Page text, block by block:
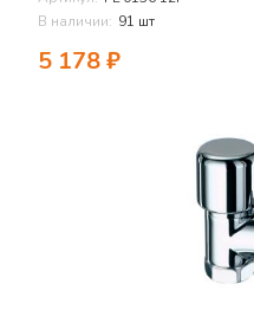
В наличии: 91 шт
5 178₽